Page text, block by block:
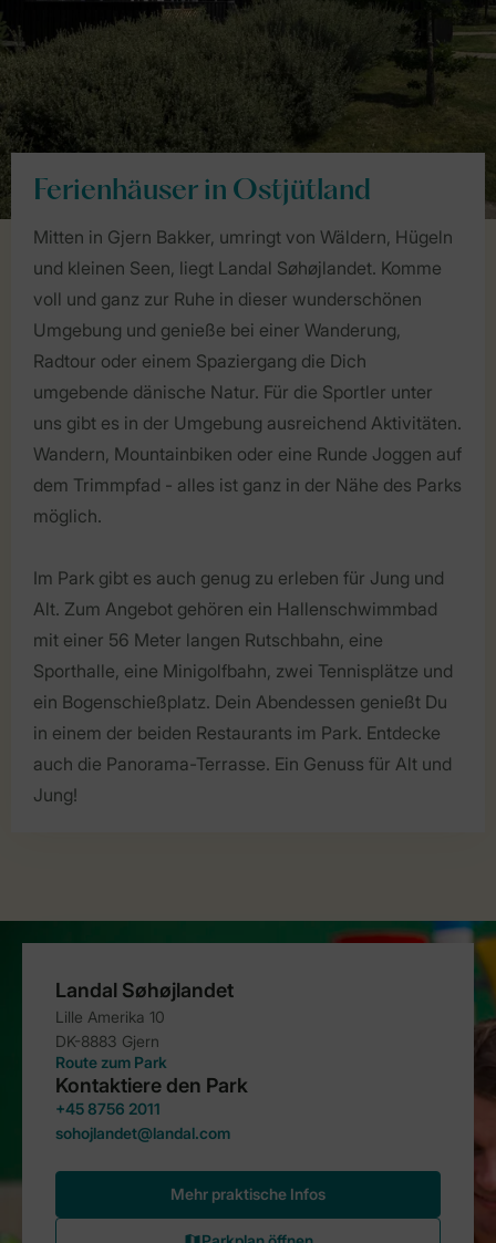
Ferienhäuser in Ostjütland
Mitten in Gjern Bakker, umringt von Wäldern, Hügeln
und kleinen Seen, liegt Landal Søhøjlandet. Komme
voll und ganz zur Ruhe in dieser wunderschönen
Umgebung und genieße bei einer Wanderung,
Radtour oder einem Spaziergang die Dich
umgebende dänische Natur. Für die Sportler unter
uns gibt es in der Umgebung ausreichend Aktivitäten.
Wandern, Mountainbiken oder eine Runde Joggen auf
dem Trimmpfad - alles ist ganz in der Nähe des Parks
möglich.
Im Park gibt es auch genug zu erleben für Jung und
Alt. Zum Angebot gehören ein Hallenschwimmbad
mit einer 56 Meter langen Rutschbahn, eine
Sporthalle, eine Minigolfbahn, zwei Tennisplätze und
ein Bogenschießplatz. Dein Abendessen genießt Du
in einem der beiden Restaurants im Park. Entdecke
auch die Panorama-Terrasse. Ein Genuss für Alt und
Jung!